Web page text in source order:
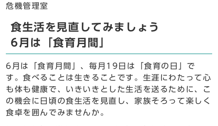
危機管理室
食生活を見直してみましょう
6月は「食育月間」
6月は「食育月間」、毎月19日は「食育の日」で
す。食べることは生きることです。生涯にわたって心
も体も健康で、いきいきとした生活を送るために、こ
の機会に日頃の食生活を見直し、家族そろって楽しく
食卓を囲んでみませんか。